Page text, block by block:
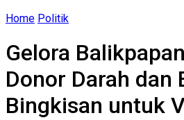
Home Politik
Gelora
Donor Darah dan
Bingkisan untuk